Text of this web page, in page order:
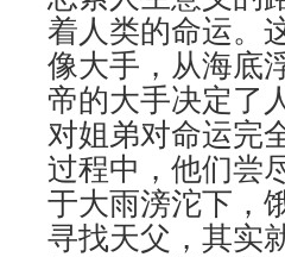
着人类的命运。
像大手，从海底
帝的大手决定了
对姐弟对命运完
过程中，他们尝
于大雨滂沱下，
寻找天父，其实